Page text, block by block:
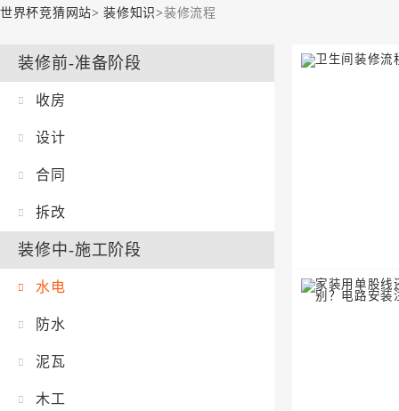
世界杯竞猜网站> 装修知识>装修流程
装修前-准备阶段
收房
设计
合同
拆改
装修中-施工阶段
水电
防水
泥瓦
木工